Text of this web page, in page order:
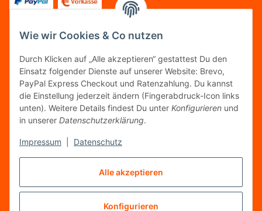
Alle akzeptieren
Konfigurieren
Wie wir Cookies & Co nutzen
Durch Klicken auf „Alle akzeptieren“ gestattest Du den
Einsatz folgender Dienste auf unserer Website: Brevo,
PayPal Express Checkout und Ratenzahlung. Du kannst
die Einstellung jederzeit ändern (Fingerabdruck-Icon links
unten). Weitere Details findest Du unter Konfigurieren und
in unserer Datenschutzerklärung.
Impressum Datenschutz
FOLGT UNS
FAIRCOMMERCE
Wir sind seit 04.12.2015 Mitglied der Initiative